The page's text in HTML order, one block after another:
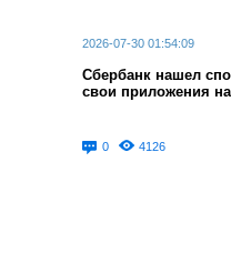
2026-07-30 01:54:09
Сбербанк нашел
свои приложения
0 4126